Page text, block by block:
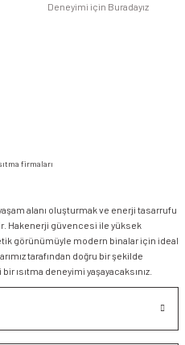
Deneyimi için Buradayız
alanı oluşturmak ve enerji tasarrufu
Hakenerji güvencesi ile yüksek
görünümüyle modern binalar için ideal
tarafından doğru bir şekilde
ısıtma deneyimi yaşayacaksınız.